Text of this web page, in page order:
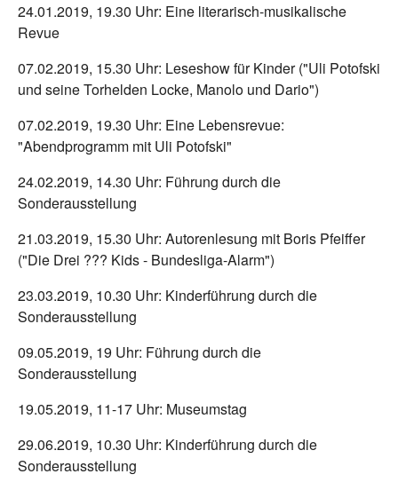
24.01.2019, 19.30 Uhr: Eine literarisch-musikalische
Revue
07.02.2019, 15.30 Uhr: Leseshow für Kinder ("Uli Potofski
und seine Torhelden Locke, Manolo und Dario")
07.02.2019, 19.30 Uhr: Eine Lebensrevue:
"Abendprogramm mit Uli Potofski"
24.02.2019, 14.30 Uhr: Führung durch die
Sonderausstellung
21.03.2019, 15.30 Uhr: Autorenlesung mit Boris Pfeiffer
("Die Drei ??? Kids - Bundesliga-Alarm")
23.03.2019, 10.30 Uhr: Kinderführung durch die
Sonderausstellung
09.05.2019, 19 Uhr: Führung durch die
Sonderausstellung
19.05.2019, 11-17 Uhr: Museumstag
29.06.2019, 10.30 Uhr: Kinderführung durch die
Sonderausstellung